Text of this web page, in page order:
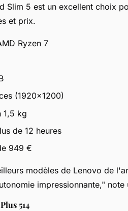
Slim 5 est un excellent choix
et prix.
Ryzen 7
(1920×1200)
1,5 kg
de 12 heures
949 €
modèles de Lenovo de
impressionnante,"
514